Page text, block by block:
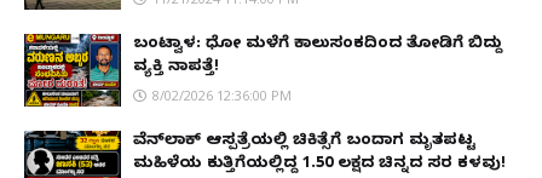
ಬಂಟ್ವಾಳ: ಧೋ ಮಳೆಗೆ ಕಾಲುಸಂಕದಿಂದ ತೋಡಿಗೆ ಬಿದ್ದು
ವ್ಯಕ್ತಿ ನಾಪತ್ತೆ!
8/02/2026 12:36:00 PM
ವೆನ್‌ಲಾಕ್ ಆಸ್ಪತ್ರೆಯಲ್ಲಿ ಚಿಕಿತ್ಸೆಗೆ ಬಂದಾಗ ಮೃತಪಟ್ಟ
ಮಹಿಳೆಯ ಕುತ್ತಿಗೆಯಲ್ಲಿದ್ದ ₹1.50 ಲಕ್ಷದ ಚಿನ್ನದ ಸರ ಕಳವು!